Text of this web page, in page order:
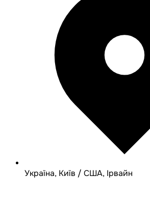
Україна, Київ / США, Ірвайн